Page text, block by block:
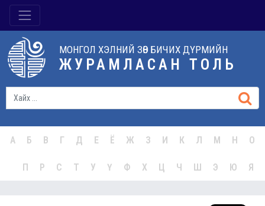
МОНГОЛ ХЭЛНИЙ ЗӨВ БИЧИХ ДҮРМИЙН
ЖУРАМЛАСАН ТОЛЬ
А Б В Г Д Е Ё Ж З И К Л М Н О
П Р С Т У Ү Ф Х Ц Ч Ш Э Ю Я